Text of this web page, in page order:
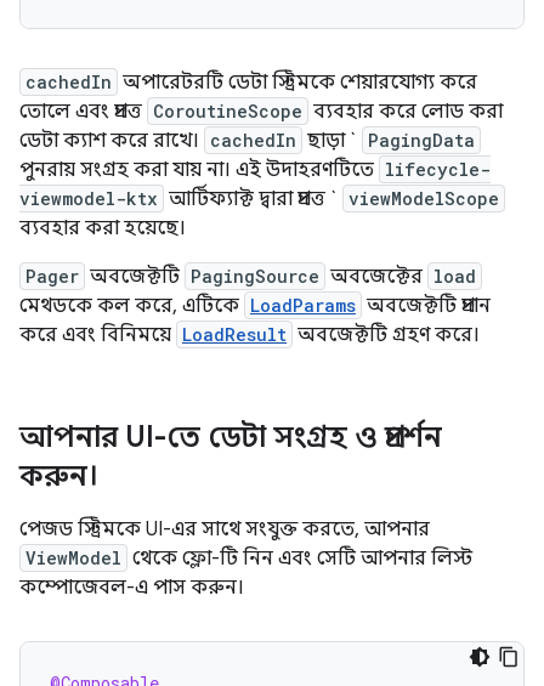
cachedIn অপারেটরটি ডেটা স্ট্রিমকে শেয়ারযোগ্য করে
তোলে এবং প্রদত্ত CoroutineScope ব্যবহার করে লোড করা
ডেটা ক্যাশ করে রাখে।
cachedIn ছাড়া ` PagingData
পুনরায় সংগ্রহ করা যায় না। এই উদাহরণটিতে lifecycle-
viewmodel-ktx আর্টিফ্যাক্ট দ্বারা প্রদত্ত ` viewModelScope
ব্যবহার করা হয়েছে।
Pager অবজেক্টটি PagingSource অবজেক্টের load
মেথডকে কল করে, এটিকে LoadParams অবজেক্টটি প্রদান
করে এবং বিনিময়ে LoadResult অবজেক্টটি গ্রহণ করে।
আপনার UI-তে ডেটা সংগ্রহ ও প্রদর্শন
করুন।
পেজড স্ট্রিমকে UI-এর সাথে সংযুক্ত করতে, আপনার
ViewModel থেকে ফ্লো-টি নিন এবং সেটি আপনার লিস্ট
কম্পোজেবল-এ পাস করুন।